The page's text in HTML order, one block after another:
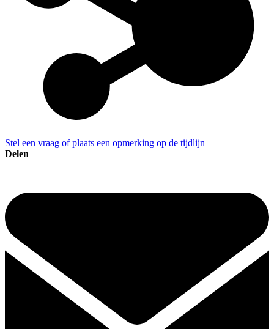
Stel een vraag of plaats een opmerking op de tijdlijn
Delen